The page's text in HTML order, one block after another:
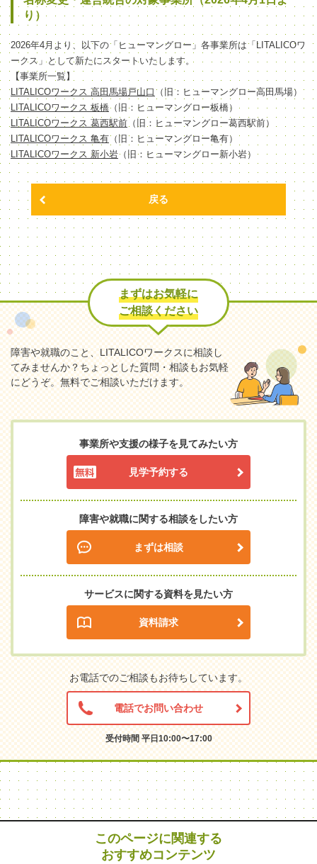
り）
2026年4月より、以下の「ヒューマングロー」各事業所は「LITALICOワ
ークス」として新たにスタートいたします。
【事業所一覧】
LITALICOワークス 高田馬場戸山口 （旧：ヒューマングロー高田馬場）
LITALICOワークス 板橋（旧：ヒューマングロー板橋）
LITALICOワークス 葛西駅前 （旧：ヒューマングロー葛西駅前）
LITALICOワークス 亀有（旧：ヒューマングロー亀有）
LITALICOワークス 新小岩（旧：ヒューマングロー新小岩）
戻る
まずはお気軽に
ご相談ください
障害や就職のこと、LITALICOワークスに相談し
てみませんか？ちょっとした質問・相談もお気軽
にどうぞ。無料でご相談いただけます。
事業所や支援の様子を見てみたい方
見学予約する
障害や就職に関する相談をしたい方
まずは相談
サービスに関する資料を見たい方
資料請求
お電話でのご相談もお待ちしています。
電話でお問い合わせ
受付時間 平日10:00〜17:00
このページに関連する
おすすめコンテンツ